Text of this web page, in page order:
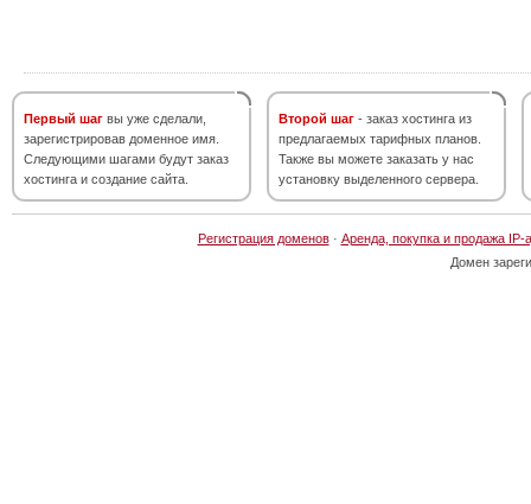
Первый шаг вы уже сделали,
зарегистрировав доменное имя.
Следующими шагами будут заказ
хостинга и создание сайта.
Второй шаг - заказ хостинга из
предлагаемых тарифных планов.
Также вы можете заказать у нас
установку выделенного сервера.
Регистрация доменов· Аренда, покупка и продажа IP-
Домен